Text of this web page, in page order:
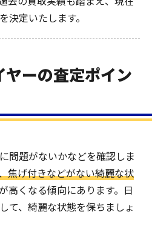
決定いたします。
ヤーの査定ポイン
問題がないかなどを確認しま
焦げ付きなどがない綺麗な状
高くなる傾向にあります。日
て、綺麗な状態を保ちましょ